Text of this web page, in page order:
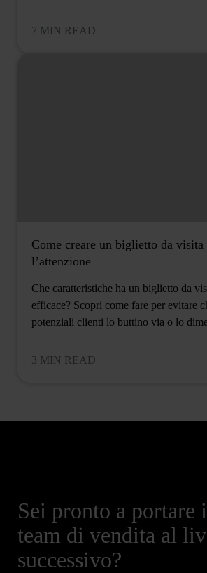
7 MIN READ
Come creare un biglietto da visita
l’attenzione
Che caratteristiche ha un biglietto da
efficace? Scopri come fare per evitare
potenziali clienti lo buttino via o lo
3 MIN READ
Sei pronto a portare
team di vendita al
successivo?